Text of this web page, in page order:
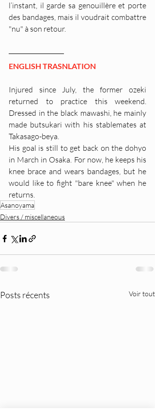
l’instant, il garde sa genouillère et porte
des bandages, mais il voudrait combattre
"nu" à son retour.
ENGLISH TRASNLATION
Injured since July, the former ozeki
returned to practice this weekend.
Dressed in the black mawashi, he mainly
made butsukari with his stablemates at
Takasago-beya.
His goal is still to get back on the dohyo
in March in Osaka. For now, he keeps his
knee brace and wears bandages, but he
would like to fight "bare knee" when he
returns.
Asanoyama
Divers / miscellaneous
Posts récents Voir tout